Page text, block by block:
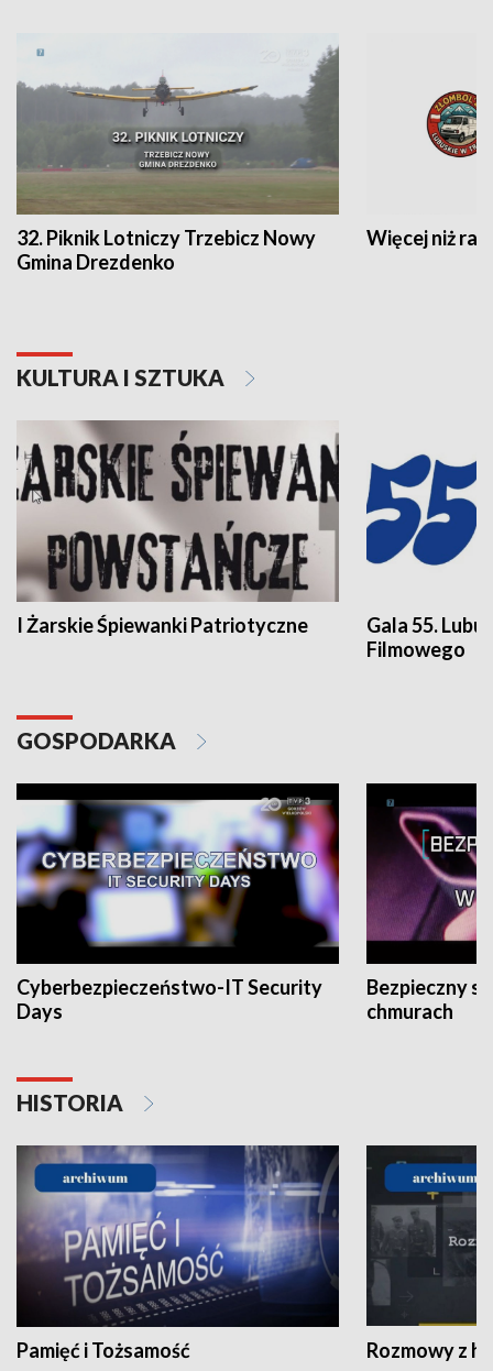
32. Piknik Lotniczy Trzebicz Nowy
Gmina Drezdenko
Więcej niż rajd
KULTURA I SZTUKA
I Żarskie Śpiewanki Patriotyczne
Gala 55.
Filmowego
GOSPODARKA
Cyberbezpieczeństwo-IT Security
Days
Bezpieczny
chmurach
HISTORIA
Pamięć i Tożsamość Rozmowy z